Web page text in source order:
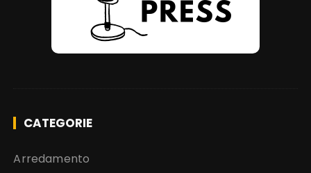
CATEGORIE
Arredamento